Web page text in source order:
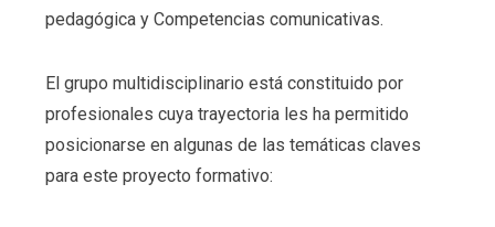
pedagógica y Competencias comunicativas.
El grupo multidisciplinario está constituido por
profesionales cuya trayectoria les ha permitido
posicionarse en algunas de las temáticas claves
para este proyecto formativo: